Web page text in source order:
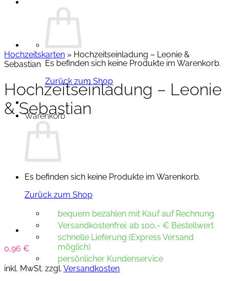
Es befinden sich keine Produkte im Warenkorb.
Zurück zum Shop
Warenkorb
Es befinden sich keine Produkte im Warenkorb.
Zurück zum Shop
bequem bezahlen mit Kauf auf Rechnung
Versandkostenfrei: ab 100,- € Bestellwert
schnelle Lieferung (Express Versand
möglich)
persönlicher Kundenservice
Hochzeitskarten » Hochzeitseinladung – Leonie &
Sebastian
Hochzeitseinladung – Leonie
& Sebastian
0,96 €
inkl. MwSt. zzgl. Versandkosten